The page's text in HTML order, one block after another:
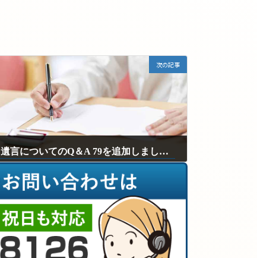
次の記事
遺言についてのQ＆A 79を追加しました。
2024年9月17日